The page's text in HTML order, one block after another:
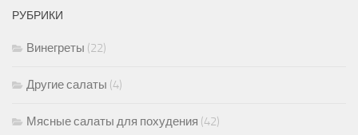
РУБРИКИ
Винегреты (22)
Другие салаты (4)
Мясные салаты для похудения (42)